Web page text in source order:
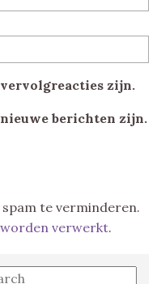
zijn.
berichten zijn.
te verminderen.
worden verwerkt.